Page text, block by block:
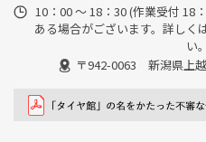
10：00 ～ 18：30 (作業受付
ある場合がございます。詳しく
い。
〒942-0063 新潟県上